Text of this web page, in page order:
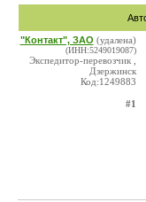
"Контакт", ЗАО (удалена)
(ИНН:5249019087)
Экспедитор-перевозчик ,
Дзержинск
Код:1249883
#1